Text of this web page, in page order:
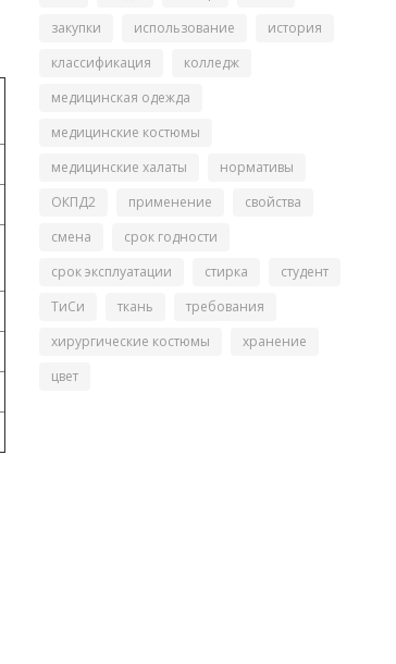
закупки
использование
история
классификация
колледж
медицинская одежда
медицинские костюмы
медицинские халаты
нормативы
ОКПД2
применение
свойства
смена
срок годности
срок эксплуатации
стирка
студент
ТиСи
ткань
требования
хирургические костюмы
хранение
цвет